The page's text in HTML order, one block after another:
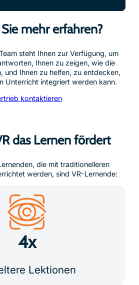
mehr erfahren?
steht Ihnen zur Verfügung, um
Ihnen zu zeigen, wie die
und Ihnen zu helfen, zu entdecken,
Unterricht integriert werden kann.
kontaktieren
das Lernen fördert
die mit traditionelleren
werden, sind VR-Lernende:
4x
Lektionen